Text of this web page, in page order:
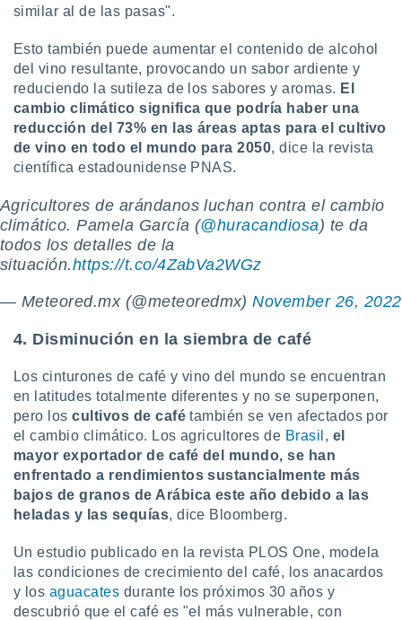
similar al de las pasas".
Esto también puede aumentar el contenido de alcohol
del vino resultante, provocando un sabor ardiente y
reduciendo la sutileza de los sabores y aromas. El
cambio climático significa que podría haber una
reducción del 73% en las áreas aptas para el cultivo
de vino en todo el mundo para 2050, dice la revista
científica estadounidense PNAS.
Agricultores de arándanos luchan contra el cambio
climático. Pamela García (@huracandiosa) te da
todos los detalles de la
situación.https://t.co/4ZabVa2WGz
— Meteored.mx (@meteoredmx)November 26, 2022
4. Disminución en la siembra de café
Los cinturones de café y vino del mundo se encuentran
en latitudes totalmente diferentes y no se superponen,
pero loscultivos de café también se ven afectados por
el cambio climático. Los agricultores de Brasil , el
mayor exportador de café del mundo, se han
enfrentado a rendimientos sustancialmente más
bajos de granos de Arábica este año debido a las
heladas y las sequías, dice Bloomberg.
Un estudio publicado en la revista PLOS One, modela
las condiciones de crecimiento del café, los anacardos
y los aguacates durante los próximos 30 años y
descubrió que el café es "el más vulnerable, con